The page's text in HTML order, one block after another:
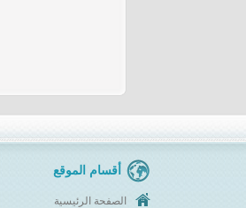
أقسام الموقع
الصفحة الرئيسية